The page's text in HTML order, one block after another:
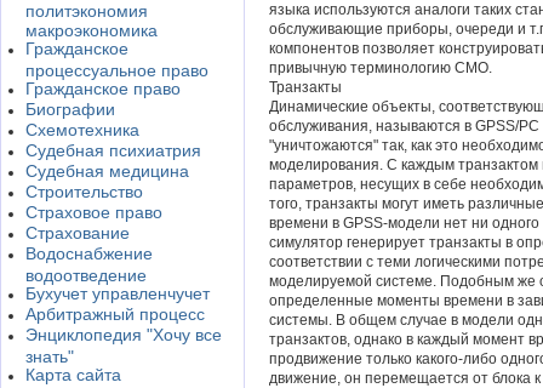
политэкономия
макроэкономика
Гражданское
процессуальное право
Гражданское право
Биографии
Схемотехника
Судебная психиатрия
Судебная медицина
Строительство
Страховое право
Страхование
Водоснабжение
водоотведение
Бухучет управленчучет
Арбитражный процесс
Энциклопедия "Хочу все
знать"
Карта сайта
языка используются аналоги таких
обслуживающие приборы, очереди и
компонентов позволяет
привычную терминологию СМО.
Транзакты
Динамические объекты,
обслуживания, называются в GPSS/
"уничтожаются" так, как это
моделирования. С каждым транзактом
параметров, несущих в себе
того, транзакты могут иметь
времени в GPSS-модели нет ни
симулятор генерирует транзакты в
соответствии с теми логическими
моделируемой системе. Подобным же
определенные моменты времени в
системы. В общем случае в модели
транзактов, однако в каждый момент
продвижение только какого-либо
движение, он перемещается от блока